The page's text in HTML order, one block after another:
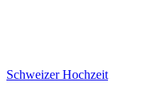
Schweizer Hochzeit